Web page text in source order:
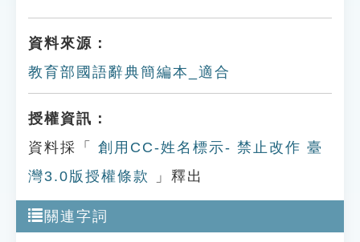
資料來源：
教育部國語辭典簡編本_適合
授權資訊：
資料採「
創用CC-姓名標示- 禁止改作 臺
灣3.0版授權條款
」釋出
關連字詞